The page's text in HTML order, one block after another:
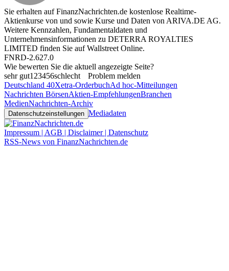
Sie erhalten auf FinanzNachrichten.de kostenlose Realtime-
Aktienkurse von und sowie Kurse und Daten von ARIVA.DE AG.
Weitere Kennzahlen, Fundamentaldaten und
Unternehmensinformationen zu DETERRA ROYALTIES
LIMITED finden Sie aufWallstreet Online.
FNRD-2.627.0
Wie bewerten Sie die aktuell angezeigte Seite?
sehr gut1 23456schlecht
Problem melden
Deutschland 40Xetra-OrderbuchAd hoc-Mitteilungen
Nachrichten BörsenAktien-EmpfehlungenBranchen
MedienNachrichten-Archiv
Datenschutzeinstellungen Mediadaten
Impressum | AGB | Disclaimer | Datenschutz
RSS-News von FinanzNachrichten.de